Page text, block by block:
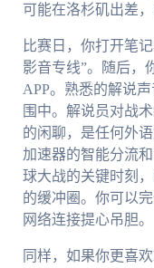
可能在洛杉矶出差
比赛日，你打开笔
影音专线”。随后，
APP。熟悉的解说
围中。解说员对战
的闲聊，是任何外
加速器的智能分流
球大战的关键时刻
的缓冲圈。你可以
网络连接提心吊胆。
同样，如果你更喜